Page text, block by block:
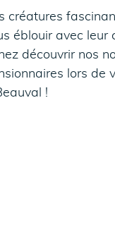
créatures
éblouir avec leur
découvrir nos
lors de
!